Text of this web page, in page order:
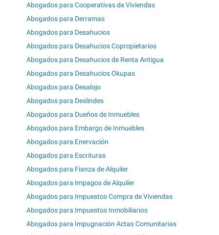
Abogados para Cooperativas de Viviendas
Abogados para Derramas
Abogados para Desahucios
Abogados para Desahucios Copropietarios
Abogados para Desahucios de Renta Antigua
Abogados para Desahucios Okupas
Abogados para Desalojo
Abogados para Deslindes
Abogados para Dueños de Inmuebles
Abogados para Embargo de Inmuebles
Abogados para Enervación
Abogados para Escrituras
Abogados para Fianza de Alquiler
Abogados para Impagos de Alquiler
Abogados para Impuestos Compra de Viviendas
Abogados para Impuestos Inmobiliarios
Abogados para Impugnación Actas Comunitarias